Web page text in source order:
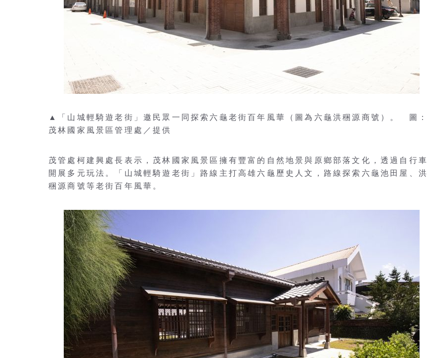
▲「山城輕騎遊老街」邀民眾一同探索六龜老街百年風華（圖為六龜洪稇源商號）。 圖：
茂林國家風景區管理處／提供
茂管處柯建興處長表示，茂林國家風景區擁有豐富的自然地景與原鄉部落文化，透過自行車
開展多元玩法。「山城輕騎遊老街」路線主打高雄六龜歷史人文，路線探索六龜池田屋、洪
稇源商號等老街百年風華。